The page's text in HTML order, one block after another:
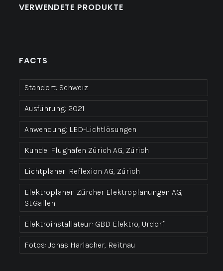
VERWENDETE PRODUKTE
FACTS
Standort: Schweiz
Ausführung: 2021
Anwendung: LED-Lichtlösungen
Kunde: Flughafen Zürich AG, Zürich
Lichtplaner: Reflexion AG, Zürich
Elektroplaner: Zürcher Elektroplanungen AG,
St.Gallen
Elektroinstallateur: GBD Elektro, Urdorf
Fotos: Jonas Harlacher, Reitnau